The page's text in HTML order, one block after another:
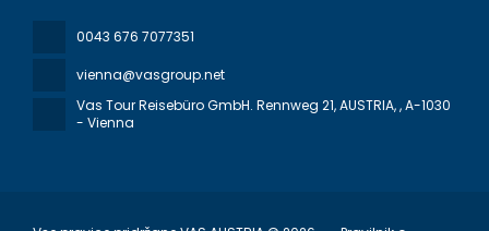
0043 676 7077351
vienna@vasgroup.net
Vas Tour Reisebüro GmbH. Rennweg 21, AUSTRIA,, A-1030
- Vienna